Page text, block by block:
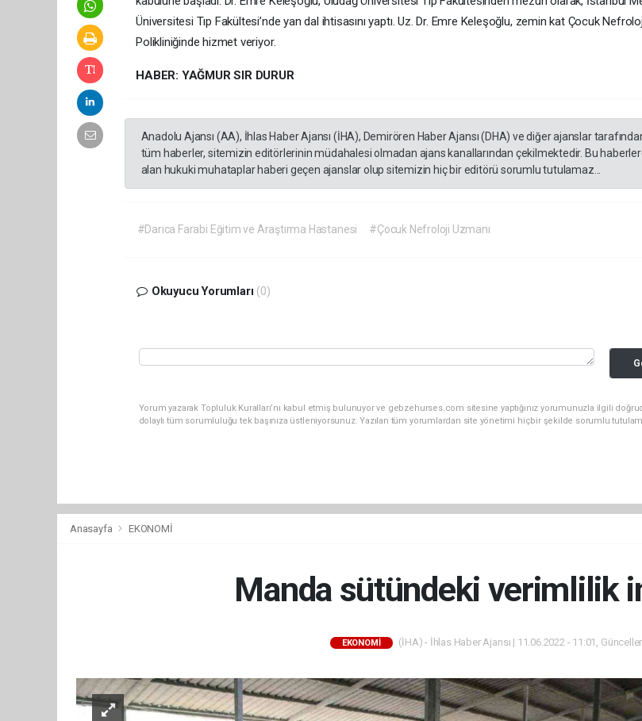
Üniversitesi Tıp Fakültesi’nde yan dal ihtisasını yaptı. Uz. Dr. Emre Keleşoğlu, zemin kat Çocuk
Polikliniğinde hizmet veriyor.
HABER: YAĞMUR SIR DURUR
Anadolu Ajansı (AA), İhlas Haber Ajansı (İHA), Demirören Haber Ajansı (DHA) ve diğer ajanslar
tüm haberler, sitemizin editörlerinin müdahalesi olmadan ajans kanallarından çekilmektedir. Bu
alan hukuki muhataplar haberi geçen ajanslar olup sitemizin hiç bir editörü sorumlu tutulamaz...
#Darıca Farabi Eğitim ve Araştırma Hastanesi #Çocuk Nefroloji Uzmanı
Okuyucu Yorumları (0)
Yorum yazarak Topluluk Kuralları’nı kabul etmiş bulunuyor ve gebzehurses.com sitesine yaptığınız yorumunuzla ilgili
dolaylı tüm sorumluluğu tek başınıza üstleniyorsunuz. Yazılan tüm yorumlardan site yönetimi hiçbir şekilde sorumlu
Anasayfa EKONOMİ
Manda sütündeki verimlilik
EKONOMİ (İHA) - İhlas Haber Ajansı | 11.06.2022 - 11:01,